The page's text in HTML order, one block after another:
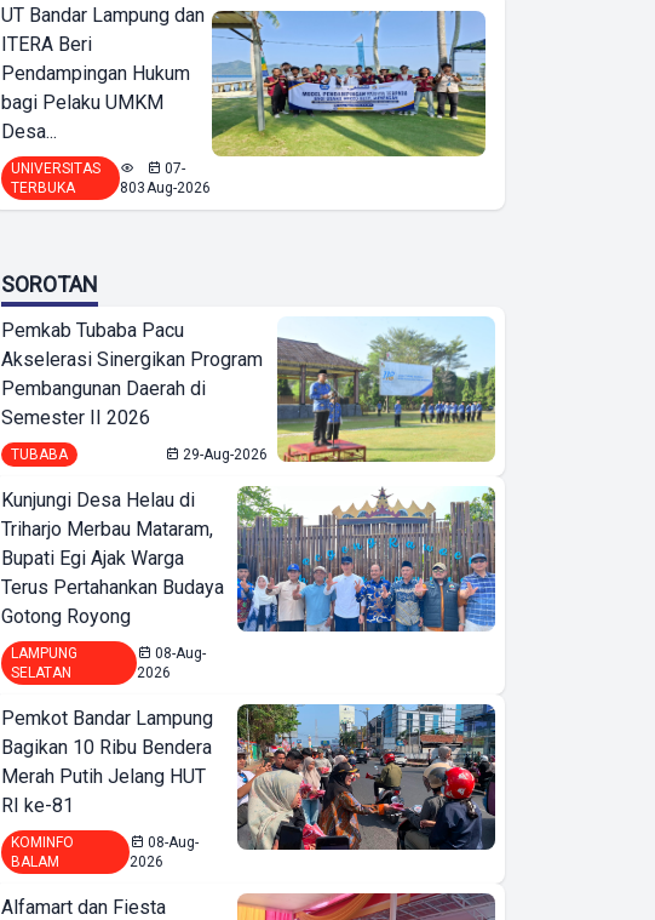
UT Bandar Lampung dan
ITERA Beri
Pendampingan Hukum
bagi Pelaku UMKM
Desa...
UNIVERSITAS
TERBUKA
803
07-
Aug-2026
SOROTAN
Pemkab Tubaba Pacu
Akselerasi Sinergikan Program
Pembangunan Daerah di
Semester II 2026
TUBABA 29-Aug-2026
Kunjungi Desa Helau di
Triharjo Merbau Mataram,
Bupati Egi Ajak Warga
Terus Pertahankan Budaya
Gotong Royong
LAMPUNG
SELATAN
08-Aug-
2026
Pemkot Bandar Lampung
Bagikan 10 Ribu Bendera
Merah Putih Jelang HUT
RI ke-81
KOMINFO
BALAM
08-Aug-
2026
Alfamart dan Fiesta